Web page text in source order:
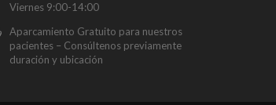
Viernes 9:00-14:00
Aparcamiento Gratuito para nuestros
pacientes – Consúltenos previamente
duración y ubicación